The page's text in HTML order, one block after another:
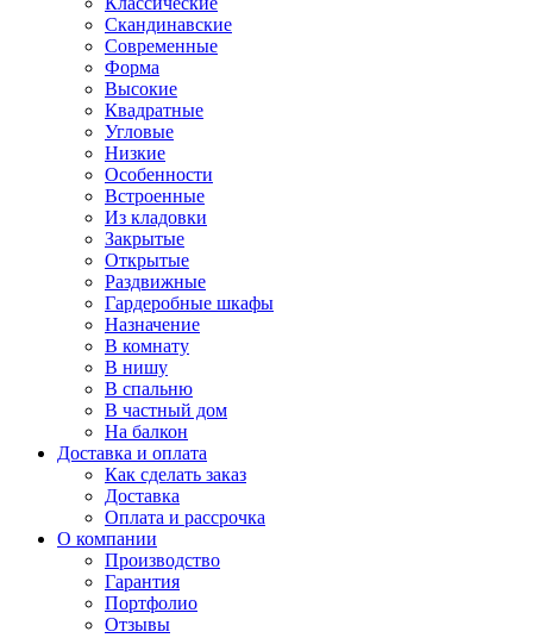
Скандинавские
Современные
Форма
Высокие
Квадратные
Угловые
Низкие
Особенности
Встроенные
Из кладовки
Закрытые
Открытые
Раздвижные
Гардеробные шкафы
Назначение
В комнату
В нишу
В спальню
В частный дом
На балкон
Доставка и оплата
Как сделать заказ
Доставка
Оплата и рассрочка
О компании
Производство
Гарантия
Портфолио
Отзывы